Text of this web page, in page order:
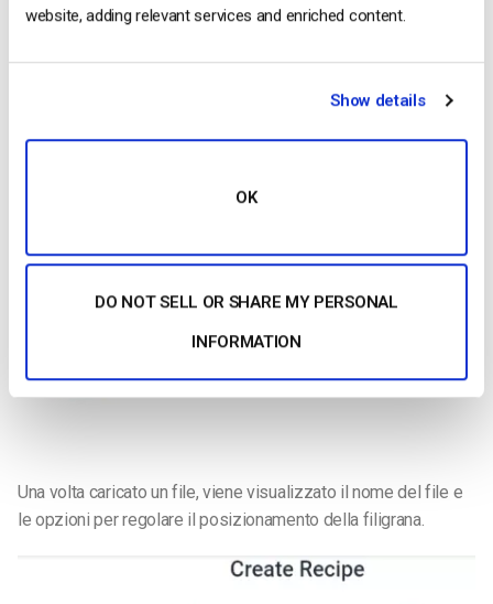
website, adding relevant services and enriched content.
Show details
OK
DO NOT SELL OR SHARE MY PERSONAL
INFORMATION
Una volta caricato un file, viene visualizzato il nome del file e
le opzioni per regolare il posizionamento della filigrana.